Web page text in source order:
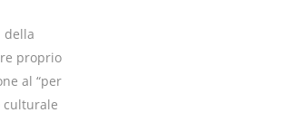
della
proprio
al “per
culturale